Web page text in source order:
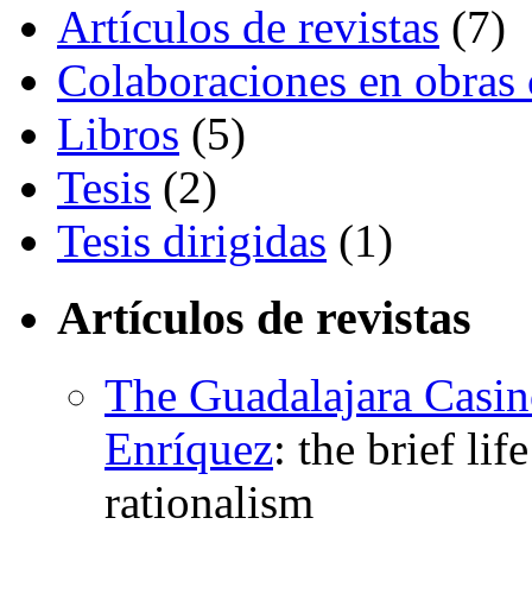
Artículos de revistas (7)
Colaboraciones en
Libros (5)
Tesis (2)
Tesis dirigidas (1)
Artículos de revistas
The Guadalajara
Enríquez: the brief
rationalism